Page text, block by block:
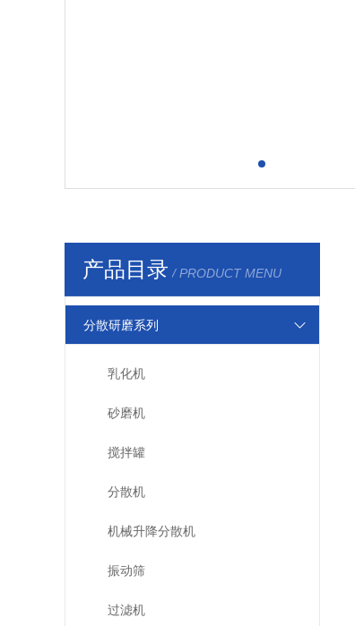
产品目录 / PRODUCT MENU
分散研磨系列
乳化机
砂磨机
搅拌罐
分散机
机械升降分散机
振动筛
过滤机